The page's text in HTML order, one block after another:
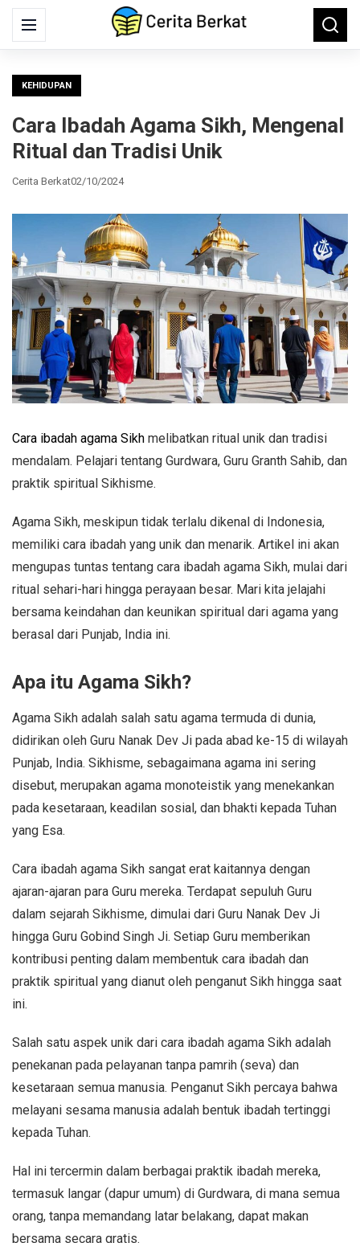
Menu
Search
for:
KEHIDUPAN
Cara Ibadah Agama Sikh, Mengenal
Ritual dan Tradisi Unik
Cerita Berkat02/10/2024
Cara ibadah agama Sikh melibatkan ritual unik dan tradisi
mendalam. Pelajari tentang Gurdwara, Guru Granth Sahib, dan
praktik spiritual Sikhisme.
Agama Sikh, meskipun tidak terlalu dikenal di Indonesia,
memiliki cara ibadah yang unik dan menarik. Artikel ini akan
mengupas tuntas tentang cara ibadah agama Sikh, mulai dari
ritual sehari-hari hingga perayaan besar. Mari kita jelajahi
bersama keindahan dan keunikan spiritual dari agama yang
berasal dari Punjab, India ini.
Apa itu Agama Sikh?
Agama Sikh adalah salah satu agama termuda di dunia,
didirikan oleh Guru Nanak Dev Ji pada abad ke-15 di wilayah
Punjab, India. Sikhisme, sebagaimana agama ini sering
disebut, merupakan agama monoteistik yang menekankan
pada kesetaraan, keadilan sosial, dan bhakti kepada Tuhan
yang Esa.
Cara ibadah agama Sikh sangat erat kaitannya dengan
ajaran-ajaran para Guru mereka. Terdapat sepuluh Guru
dalam sejarah Sikhisme, dimulai dari Guru Nanak Dev Ji
hingga Guru Gobind Singh Ji. Setiap Guru memberikan
kontribusi penting dalam membentuk cara ibadah dan
praktik spiritual yang dianut oleh penganut Sikh hingga saat
ini.
Salah satu aspek unik dari cara ibadah agama Sikh adalah
penekanan pada pelayanan tanpa pamrih (seva) dan
kesetaraan semua manusia. Penganut Sikh percaya bahwa
melayani sesama manusia adalah bentuk ibadah tertinggi
kepada Tuhan.
Hal ini tercermin dalam berbagai praktik ibadah mereka,
termasuk langar (dapur umum) di Gurdwara, di mana semua
orang, tanpa memandang latar belakang, dapat makan
bersama secara gratis.